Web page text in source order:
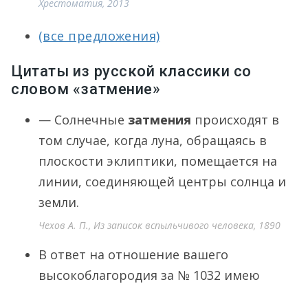
Хрестоматия, 2013
(все предложения)
Цитаты из русской классики со
словом «затмение»
— Солнечные затмения происходят в
том случае, когда луна, обращаясь в
плоскости эклиптики, помещается на
линии, соединяющей центры солнца и
земли.
Чехов А. П., Из записок вспыльчивого человека, 1890
В ответ на отношение вашего
высокоблагородия за № 1032 имею